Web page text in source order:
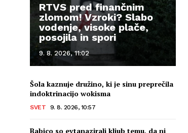
RTVS pred finančnim
zlomom! Vzroki? Slabo
vodenje, visoke plače,
posojila in spori
9. 8. 2026, 11:02
Šola kaznuje družino, ki je sinu preprečila
indoktrinacijo wokisma
SVET 9. 8. 2026, 10:57
Babico so evtanazirali kljub temu, da ni